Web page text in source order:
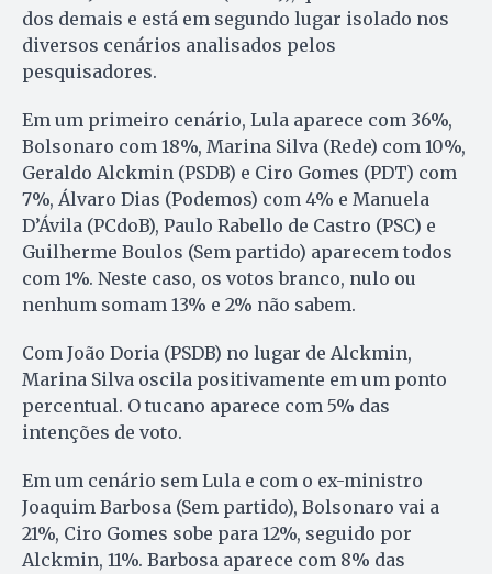
dos demais e está em segundo lugar isolado nos
diversos cenários analisados pelos
pesquisadores.
Em um primeiro cenário, Lula aparece com 36%,
Bolsonaro com 18%, Marina Silva (Rede) com 10%,
Geraldo Alckmin (PSDB) e Ciro Gomes (PDT) com
7%, Álvaro Dias (Podemos) com 4% e Manuela
D’Ávila (PCdoB), Paulo Rabello de Castro (PSC) e
Guilherme Boulos (Sem partido) aparecem todos
com 1%. Neste caso, os votos branco, nulo ou
nenhum somam 13% e 2% não sabem.
Com João Doria (PSDB) no lugar de Alckmin,
Marina Silva oscila positivamente em um ponto
percentual. O tucano aparece com 5% das
intenções de voto.
Em um cenário sem Lula e com o ex-ministro
Joaquim Barbosa (Sem partido), Bolsonaro vai a
21%, Ciro Gomes sobe para 12%, seguido por
Alckmin, 11%. Barbosa aparece com 8% das